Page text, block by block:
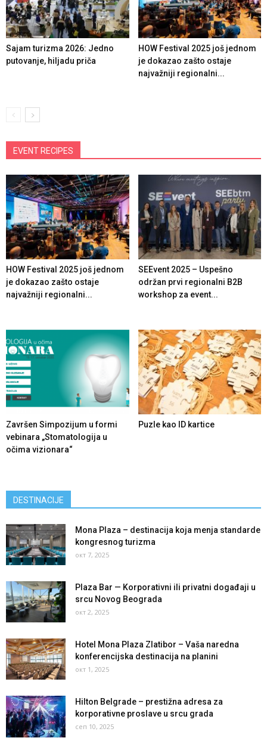
Sajam turizma 2026: Jedno
putovanje, hiljadu priča
HOW Festival 2025 još jednom
je dokazao zašto ostaje
najvažniji regionalni...
EVENT RECIPES
HOW Festival 2025 još jednom
je dokazao zašto ostaje
najvažniji regionalni...
SEEvent 2025 – Uspešno
održan prvi regionalni B2B
workshop za event...
Završen Simpozijum u formi
vebinara „Stomatologija u
očima vizionara“
Puzle kao ID kartice
DESTINACIJE
Mona Plaza – destinacija koja menja standarde
kongresnog turizma
окт 7, 2025
Plaza Bar — Korporativni ili privatni događaji u
srcu Novog Beograda
окт 2, 2025
Hotel Mona Plaza Zlatibor – Vaša naredna
konferencijska destinacija na planini
окт 1, 2025
Hilton Belgrade – prestižna adresa za
korporativne proslave u srcu grada
сеп 10, 2025